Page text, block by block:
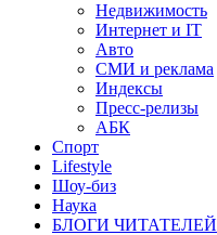
Недвижимость
Интернет и IT
Авто
СМИ и реклама
Индексы
Пресс-релизы
АБК
Спорт
Lifestyle
Шоу-биз
Наука
БЛОГИ ЧИТАТЕЛЕЙ